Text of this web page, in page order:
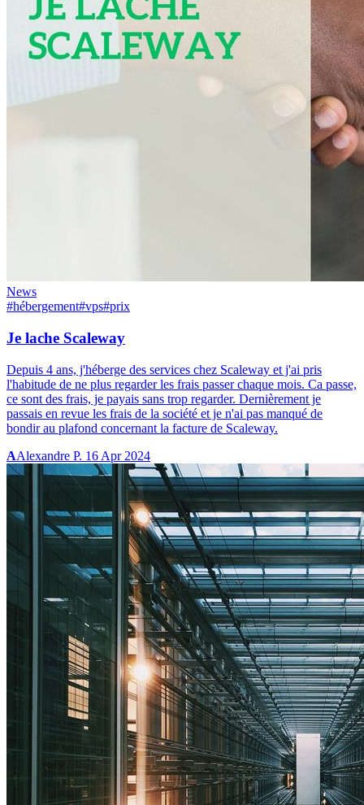
News
#hébergement#vps#prix
Je lache Scaleway
Depuis 4 ans, j'héberge des services chez Scaleway et j'ai pris
l'habitude de ne plus regarder les frais passer chaque mois. Ca passe,
ce sont des frais, je payais sans trop regarder. Dernièrement je
passais en revue les frais de la société et je n'ai pas manqué de
bondir au plafond concernant la facture de Scaleway.
AAlexandre P. 16 Apr 2024